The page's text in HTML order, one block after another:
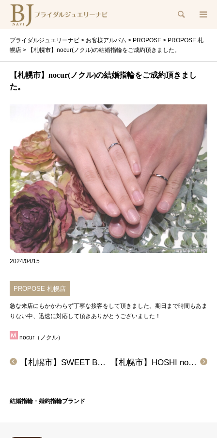
検索
ブライダルジュエリーナビ > お客様アルバム > PROPOSE > PROPOSE 札
幌店 > 【札幌市】nocur(ノクル)の結婚指輪をご成約頂きました。
【札幌市】nocur(ノクル)の結婚指輪をご成約頂きまし
た。
2024/04/15
PROPOSE 札幌店
急な来店にもかかわらず丁寧な接客をして頂きました。期日まで時間もあま
りない中、迅速に対応して頂きありがとうございました！
nocur（ノクル）
【札幌市】HOSHI no SUNA(星の砂)の婚約指輪とSomething Blue(サムシングブルー)の結婚指輪をご成約頂きました。
【札幌市】SWEET BLUE DIAMOND(スイートブルーダイヤモンド)の結婚指輪をご成約頂きました。
結婚指輪・婚約指輪ブランド